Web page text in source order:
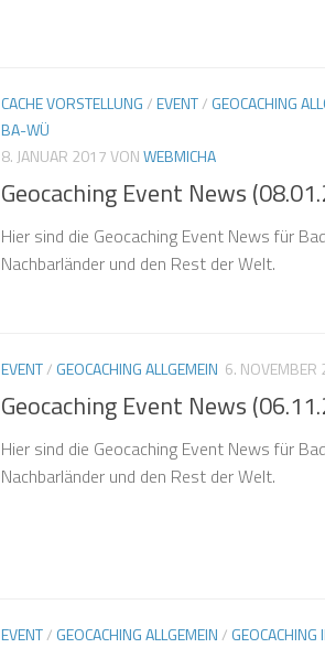
CACHE VORSTELLUNG/EVENT/ GEOCACHING
BA-WÜ
8. JANUAR 2017VONWEBMICHA
Geocaching Event News
Hier sind die Geocaching Event News für
Nachbarländer und den Rest der Welt.
EVENT/ GEOCACHING ALLGEMEIN 6. NOVEMBER
Geocaching Event News
Hier sind die Geocaching Event News für
Nachbarländer und den Rest der Welt.
EVENT/ GEOCACHING ALLGEMEIN/